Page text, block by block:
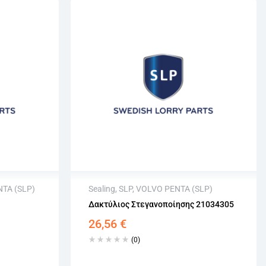
(SLP)
Sealing, SLP, VOLVO PENTA (SLP)
Δακτύλιος Στεγανοποίησης 21034305
26,56 €
(0)
Άμεση αποστολή
Επιστροφή εντός 15 εργάσιμων